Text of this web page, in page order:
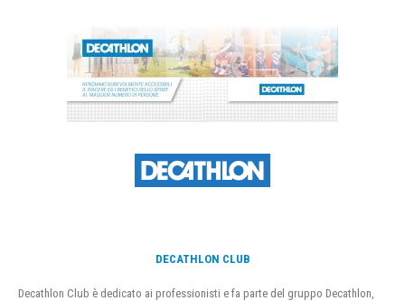
DECATHLON CLUB
Decathlon Club è dedicato ai professionisti e fa parte del gruppo Decathlon,